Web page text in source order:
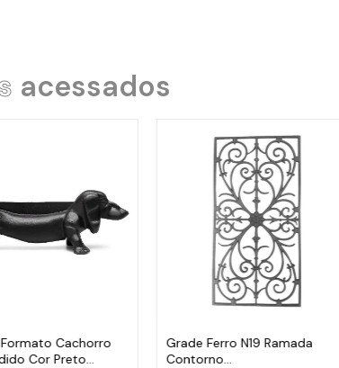
acessados
Cachorro
Cor Preto
Grade Ferro N19 Ramada
Contorno